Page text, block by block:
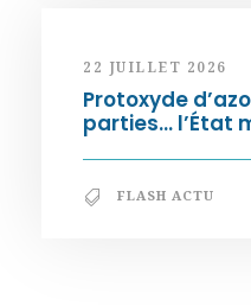
22 JUILLET 2026
Protoxyde
parties… l’État
FLASH ACTU